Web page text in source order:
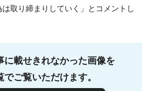
取り締まりしていく」とコメントし
に載せきれなかった画像を
でご覧いただけます。